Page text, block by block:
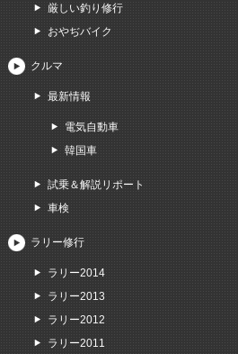
厳しい釣り修行
おやぢバイク
クルマ
最新情報
電気自動車
韓国車
試乗＆解説リポート
車検
ラリー修行
ラリー2014
ラリー2013
ラリー2012
ラリー2011